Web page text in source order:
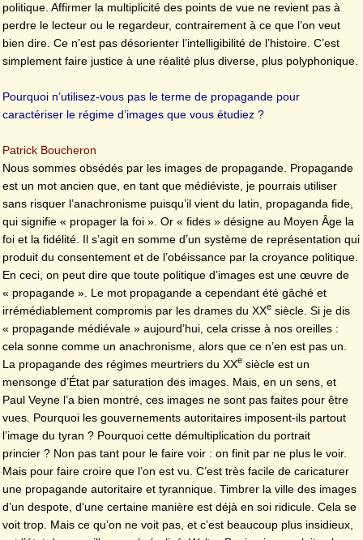
politique. Affirmer la multiplicité des points de vue ne revient pas à
perdre le lecteur ou le regardeur, contrairement à ce que l’on veut
bien dire. Ce n’est pas désorienter l’intelligibilité de l’histoire. C’est
simplement faire justice à une réalité plus diverse, plus polyphonique.
Pourquoi n’utilisez-vous pas le terme de propagande pour
caractériser le régime d’images que vous étudiez ?
Patrick Boucheron
Nous sommes obsédés par les images de propagande. Propagande
est un mot ancien que, en tant que médiéviste, je pourrais utiliser
sans risquer l’anachronisme puisqu’il vient du latin, propaganda fide,
qui signifie « propager la foi ». Or « fides » désigne au Moyen Âge la
foi et la fidélité. Il s’agit en somme d’un système de représentation qui
produit du consentement et de l’obéissance par la croyance politique.
En ceci, on peut dire que toute politique d’images est une œuvre de
« propagande ». Le mot propagande a cependant été gâché et
irrémédiablement compromis par les drames du XXe siècle. Si je dis
« propagande médiévale » aujourd’hui, cela crisse à nos oreilles :
cela sonne comme un anachronisme, alors que ce n’en est pas un.
La propagande des régimes meurtriers du XXe siècle est un
mensonge d’État par saturation des images. Mais, en un sens, et
Paul Veyne l’a bien montré, ces images ne sont pas faites pour être
vues. Pourquoi les gouvernements autoritaires imposent-ils partout
l’image du tyran ? Pourquoi cette démultiplication du portrait
princier ? Non pas tant pour le faire voir : on finit par ne plus le voir.
Mais pour faire croire que l’on est vu. C’est très facile de caricaturer
une propagande autoritaire et tyrannique. Timbrer la ville des images
d’un despote, d’une certaine manière est déjà en soi ridicule. Cela se
voit trop. Mais ce qu’on ne voit pas, et c’est beaucoup plus insidieux,